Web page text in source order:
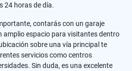
24 horas de día.
contarás con un garaje
amplio espacio para visitantes dentro
sobre una vía principal te
servicios como centros
Sin duda, es una excelente